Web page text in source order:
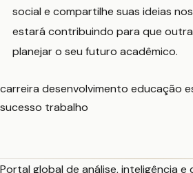
social e compartilhe suas ideias
estará contribuindo para que
planejar o seu futuro acadêmico.
carreira desenvolvimento educação
sucesso trabalho
Portal global de análise, inteligência e